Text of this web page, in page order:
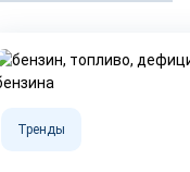
Тренды